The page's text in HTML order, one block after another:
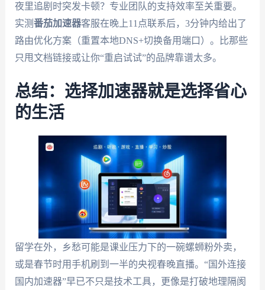
夜里追剧时突发卡顿？专业团队的支持效率至关重要。
实测番茄加速器客服在晚上11点联系后，3分钟内给出了
路由优化方案（重置本地DNS+切换备用端口）。比那些
只甩文档链接或让你“重启试试”的品牌靠谱太多。
总结：选择加速器就是选择省心
的生活
留学在外，乡愁可能是课业压力下的一碗螺蛳粉外卖，
或是春节时用手机刷到一半的央视春晚直播。“国外连接
国内加速器”早已不只是技术工具，更像是打破地理隔阂